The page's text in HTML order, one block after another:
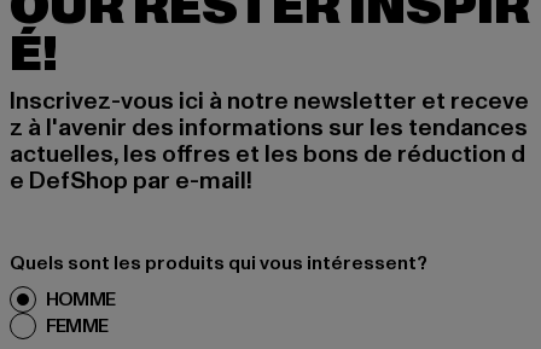
É!
Inscrivez-vous ici à notre newsletter et receve
z à l'avenir des informations sur les tendances
actuelles, les offres et les bons de réduction d
e DefShop par e-mail!
Quels sont les produits qui vous intéressent?
HOMME
FEMME